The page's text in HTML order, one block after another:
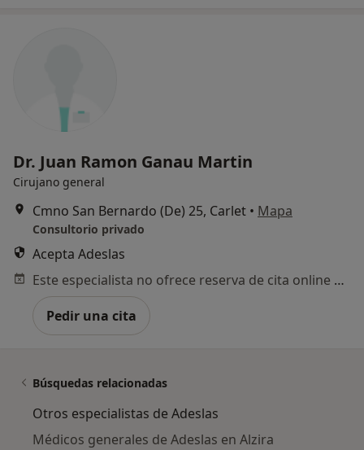
Dr. Juan Ramon Ganau Martin
Cirujano general
Cmno San Bernardo (De) 25, Carlet • Mapa
Consultorio privado
Acepta Adeslas
Este especialista no ofrece reserva de cita online en esta dirección.
Pedir una cita
Búsquedas relacionadas
Otros especialistas de Adeslas
Médicos generales de Adeslas en Alzira